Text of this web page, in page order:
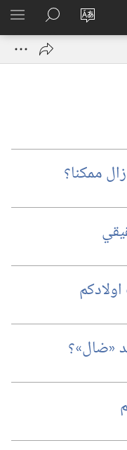
تغيير
الموقع
تسجيل
الدخول
نافذة
البحث
في
JW.‎ORG
ممكنا؟‏
«ضال»؟‏